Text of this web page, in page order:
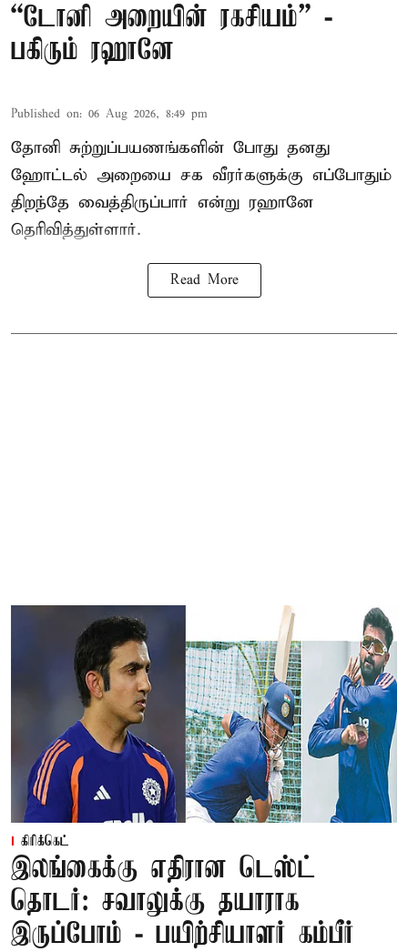
“டோனி அறையின் ரகசியம்” -
பகிரும் ரஹானே
Published on: 06 Aug 2026, 8:49 pm
தோனி சுற்றுப்பயணங்களின் போது தனது
ஹோட்டல் அறையை சக வீரர்களுக்கு எப்போதும்
திறந்தே வைத்திருப்பார் என்று ரஹானே
தெரிவித்துள்ளார்.
Read More
கிரிக்கெட்
இலங்கைக்கு எதிரான டெஸ்ட்
தொடர்: சவாலுக்கு தயாராக
இருப்போம் - பயிற்சியாளர் கம்பீர்